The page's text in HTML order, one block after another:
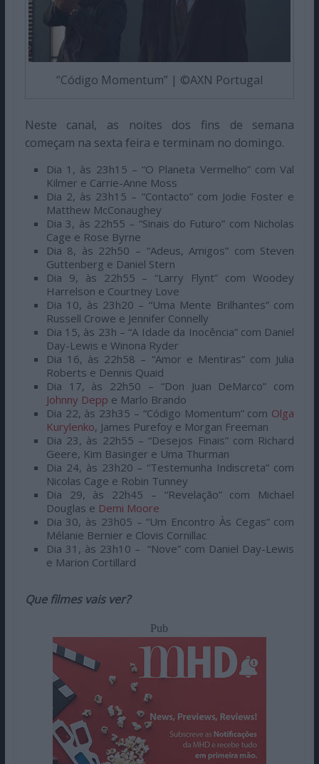
“Código Momentum” | ©AXN Portugal
Neste canal, as noites dos fins de semana
começam na sexta feira e terminam no domingo.
Dia 1, às 23h15 – “O Planeta Vermelho” com Val
Kilmer e Carrie-Anne Moss
Dia 2, às 23h15 – “Contacto” com Jodie Foster e
Matthew McConaughey
Dia 3, às 22h55 – “Sinais do Futuro” com Nicholas
Cage e Rose Byrne
Dia 8, às 22h50 – “Adeus, Amigos” com Steven
Guttenberg e Daniel Stern
Dia 9, às 22h55 – “Larry Flynt” com Woodey
Harrelson e Courtney Love
Dia 10, às 23h20 – “Uma Mente Brilhantes” com
Russell Crowe e Jennifer Connelly
Dia 15, às 23h – “A Idade da Inocência” com Daniel
Day-Lewis e Winona Ryder
Dia 16, às 22h58 – “Amor e Mentiras” com Julia
Roberts e Dennis Quaid
Dia 17, às 22h50 – “Don Juan DeMarco” com
Johnny Depp e Marlo Brando
Dia 22, às 23h35 – “Código Momentum” com Olga
Kurylenko, James Purefoy e Morgan Freeman
Dia 23, às 22h55 – “Desejos Finais” com Richard
Geere, Kim Basinger e Uma Thurman
Dia 24, às 23h20 – “Testemunha Indiscreta” com
Nicolas Cage e Robin Tunney
Dia 29, às 22h45 – “Revelação” com Michael
Douglas e Demi Moore
Dia 30, às 23h05 – “Um Encontro Às Cegas” com
Mélanie Bernier e Clovis Cornillac
Dia 31, às 23h10 – “Nove” com Daniel Day-Lewis
e Marion Cortillard
Que filmes vais ver?
Pub